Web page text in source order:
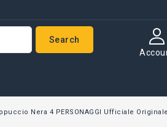
Search
Nera 4 PERSONAGGI Ufficiale